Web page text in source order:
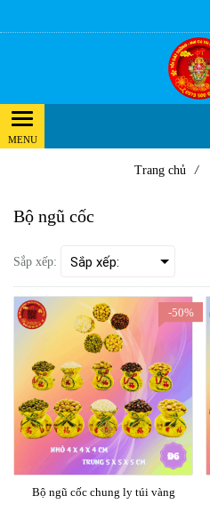
Trang chủ /
Bộ ngũ cốc
Sắp xếp:
-50%
Bộ ngũ cốc chung ly túi vàng